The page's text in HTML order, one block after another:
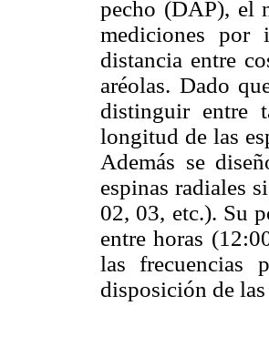
pecho (DAP), el
mediciones
distancia entre
aréolas. Dado
distinguir entre
longitud de las
Además se
espinas radiales
02, 03, etc.). Su
entre horas
las frecuencias
disposición de